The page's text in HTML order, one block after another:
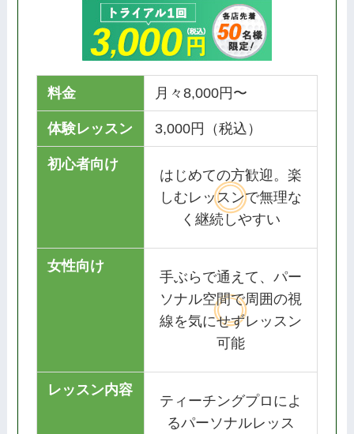
料金 月々8,000円〜
体験レッスン 3,000円（税込）
初心者向け
はじめての方歓迎。楽
しむレッスンで無理な
く継続しやすい
女性向け
手ぶらで通えて、パー
ソナル空間で周囲の視
線を気にせずレッスン
可能
レッスン内容
ティーチングプロによ
るパーソナルレッス